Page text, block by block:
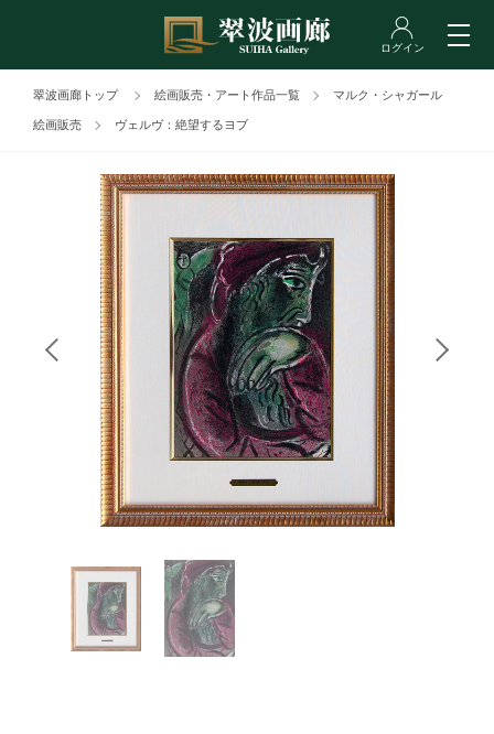
翠波画廊トップ 絵画販売・アート作品一覧 マルク・シャガール
絵画販売 ヴェルヴ：絶望するヨブ